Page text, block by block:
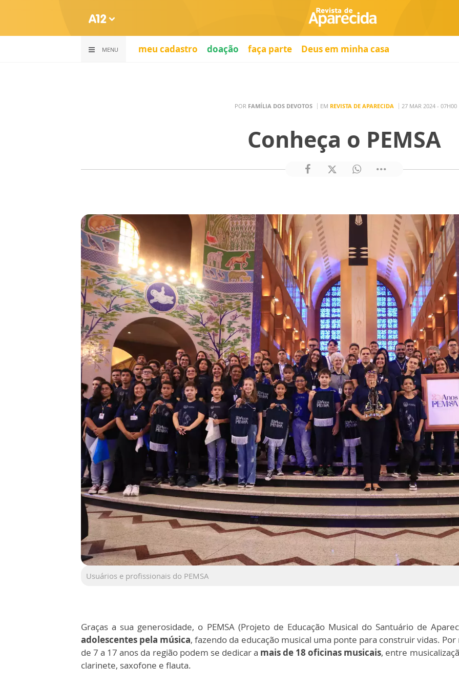
MENU meu cadastro doação faça parte Deus em minha casa
POR FAMÍLIA DOS DEVOTOS EM REVISTA DE APARECIDA 27 MAR 2024 - 07H00
Conheça o PEMSA
Usuários e profissionais do PEMSA
Graças a sua generosidade, o PEMSA (Projeto de Educação Musical do Santuário de
adolescentes pela música, fazendo da educação musical uma ponte para construir vidas.
de 7 a 17 anos da região podem se dedicar a mais de 18 oficinas musicais, entre
clarinete, saxofone e flauta.